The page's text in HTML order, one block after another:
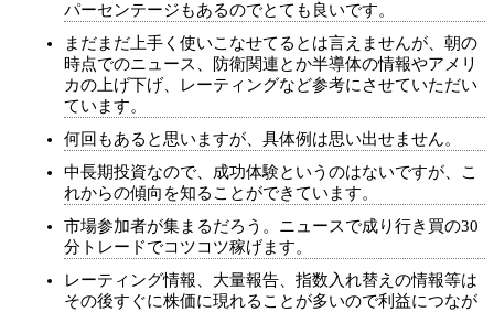
パーセンテージもあるのでとても良いです。
まだまだ上手く使いこなせてるとは言えませんが、朝の
時点でのニュース、防衛関連とか半導体の情報やアメリ
カの上げ下げ、レーティングなど参考にさせていただい
ています。
何回もあると思いますが、具体例は思い出せません。
中長期投資なので、成功体験というのはないですが、こ
れからの傾向を知ることができています。
市場参加者が集まるだろう。ニュースで成り行き買の30
分トレードでコツコツ稼げます。
レーティング情報、大量報告、指数入れ替えの情報等は
その後すぐに株価に現れることが多いので利益につなが